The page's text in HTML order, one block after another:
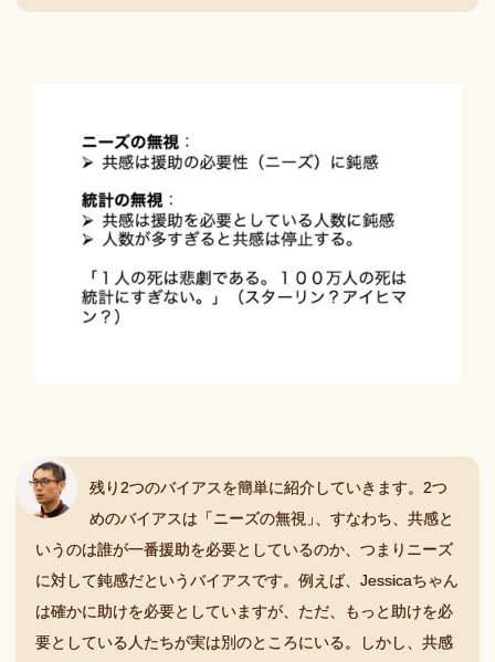
残り2つのバイアスを簡単に紹介していきます。2つ
めのバイアスは「ニーズの無視 」、すなわち、共感と
いうのは誰が一番援助を必要としているのか、つまりニーズ
に対して鈍感だというバイアスです。例えば、Jessicaちゃん
は確かに助けを必要としていますが、ただ、もっと助けを必
要としている人たちが実は別のところにいる。しかし、共感